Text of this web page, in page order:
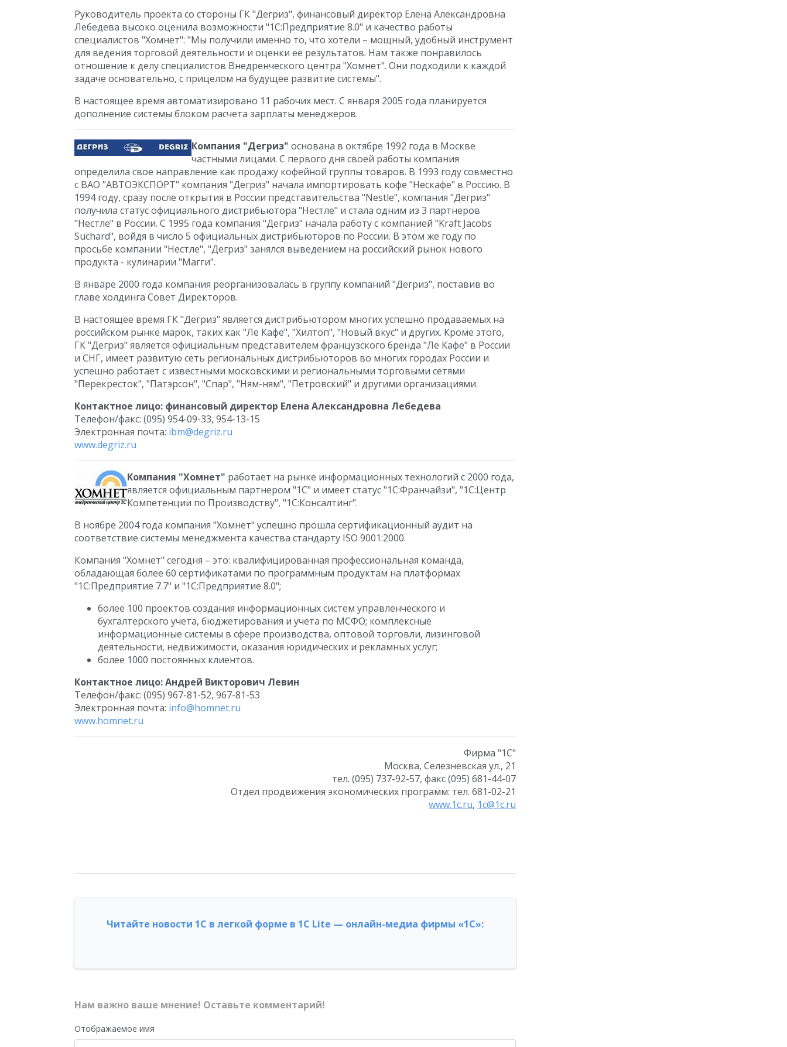
Руководитель проекта со стороны ГК "Дегриз", финансовый директор Елена Александровна
Лебедева высоко оценила возможности "1С:Предприятие 8.0" и качество работы
специалистов "Хомнет": "Мы получили именно то, что хотели – мощный, удобный инструмент
для ведения торговой деятельности и оценки ее результатов. Нам также понравилось
отношение к делу специалистов Внедренческого центра "Хомнет". Они подходили к каждой
задаче основательно, с прицелом на будущее развитие системы".
В настоящее время автоматизировано 11 рабочих мест. С января 2005 года планируется
дополнение системы блоком расчета зарплаты менеджеров.
Компания "Дегриз" основана в октябре 1992 года в Москве
частными лицами. С первого дня своей работы компания
определила свое направление как продажу кофейной группы товаров. В 1993 году совместно
с ВАО "АВТОЭКСПОРТ" компания "Дегриз" начала импортировать кофе "Нескафе" в Россию. В
1994 году, сразу после открытия в России представительства "Nestle", компания "Дегриз"
получила статус официального дистрибьютора "Нестле" и стала одним из 3 партнеров
"Нестле" в России. С 1995 года компания "Дегриз" начала работу с компанией "Kraft Jacobs
Suchard", войдя в число 5 официальных дистрибьюторов по России. В этом же году по
просьбе компании "Нестле", "Дегриз" занялся выведением на российский рынок нового
продукта - кулинарии "Магги".
В январе 2000 года компания реорганизовалась в группу компаний "Дегриз", поставив во
главе холдинга Совет Директоров.
В настоящее время ГК "Дегриз" является дистрибьютором многих успешно продаваемых на
российском рынке марок, таких как "Ле Кафе", "Хилтоп", "Новый вкус" и других. Кроме этого,
ГК "Дегриз" является официальным представителем французского бренда "Ле Кафе" в России
и СНГ, имеет развитую сеть региональных дистрибьюторов во многих городах России и
успешно работает с известными московскими и региональными торговыми сетями
"Перекресток", "Патэрсон", "Спар", "Ням-ням", "Петровский" и другими организациями.
Контактное лицо: финансовый директор Елена Александровна Лебедева
Телефон/факс: (095) 954-09-33, 954-13-15
Электронная почта: ibm@degriz.ru
www.degriz.ru
Компания "Хомнет" работает на рынке информационных технологий с 2000 года,
является официальным партнером "1С" и имеет статус "1С:Франчайзи", "1С:Центр
Компетенции по Производству", "1С:Консалтинг".
В ноябре 2004 года компания "Хомнет" успешно прошла сертификационный аудит на
соответствие системы менеджмента качества стандарту ISO 9001:2000.
Компания "Хомнет" сегодня – это: квалифицированная профессиональная команда,
обладающая более 60 сертификатами по программным продуктам на платформах
"1С:Предприятие 7.7" и "1С:Предприятие 8.0";
более 100 проектов создания информационных систем управленческого и
бухгалтерского учета, бюджетирования и учета по МСФО; комплексные
информационные системы в сфере производства, оптовой торговли, лизинговой
деятельности, недвижимости, оказания юридических и рекламных услуг;
более 1000 постоянных клиентов.
Контактное лицо: Андрей Викторович Левин
Телефон/факс: (095) 967-81-52, 967-81-53
Электронная почта: info@homnet.ru
www.homnet.ru
Фирма "1С"
Москва, Селезневская ул., 21
тел. (095) 737-92-57, факс (095) 681-44-07
Отдел продвижения экономических программ: тел. 681-02-21
www.1c.ru, 1c@1c.ru
Читайте новости 1С в легкой форме в 1С Lite — онлайн-медиа фирмы «1С»:
Нам важно ваше мнение! Оставьте комментарий!
Отображаемое имя